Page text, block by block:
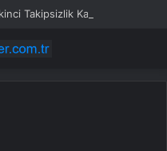
Takipsizlik Kararı